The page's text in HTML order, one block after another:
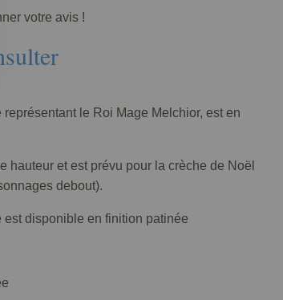
votre avis !
le Roi Mage Melchior, est en
hauteur et est prévu pour la crèche de Noël
debout).
disponible en finition patinée